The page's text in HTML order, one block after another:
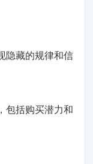
隐藏的规律和信
包括购买潜力和